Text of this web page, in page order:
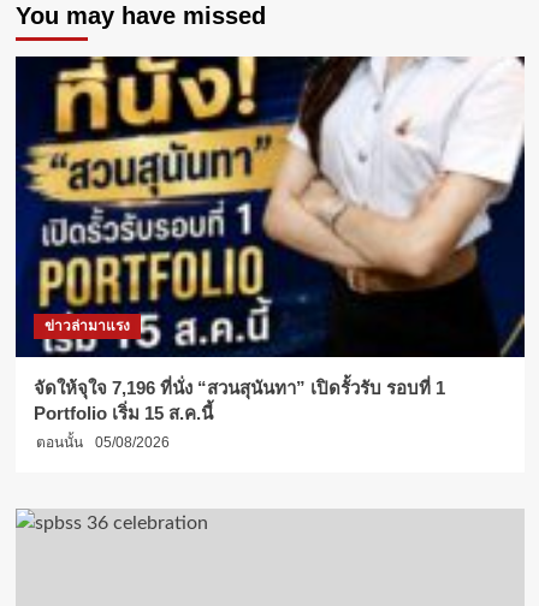
สมเด็จ
พระ
ญาณ
สังวร
รับ
สมัคร
เยาวชน
ตั้งแต่
ชั้น
ประถม
–
ป.ตรี
รับ
ทุน
การ
ศึกษา
วชิร
ญาณ
สังวร”
ทุน
You may have missed
ข่าวล่ามาแรง
จัดให้จุใจ 7,196 ที่นั่ง “สวนสุนันทา” เปิดรั้วรับ รอบที่ 1
Portfolio เริ่ม 15 ส.ค.นี้
ตอนนั้น 05/08/2026